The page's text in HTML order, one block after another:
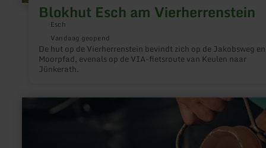
Blokhut Esch am Vierherrenstein
Esch
Vandaag geopend
De hut op de Vierherrenstein bevindt zich op de Jakobsweg
Moorpfad, evenals op de VIA-fietsroute van Keulen naar
Jünkerath.
informatie